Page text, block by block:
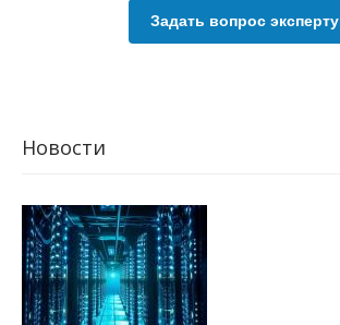
Задать вопрос эксперту
Новости